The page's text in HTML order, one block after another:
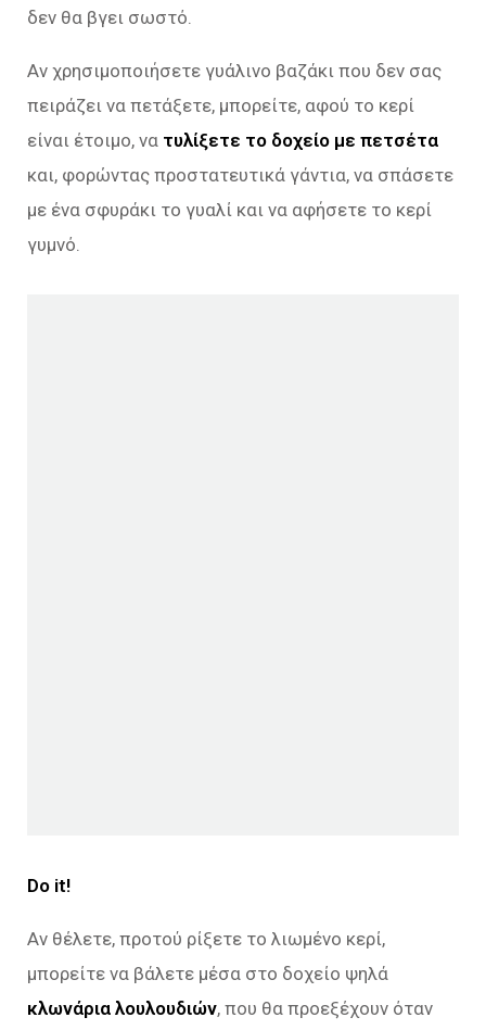
δεν θα βγει σωστό.
Αν χρησιμοποιήσετε γυάλινο βαζάκι που δεν σας
πειράζει να πετάξετε, μπορείτε, αφού το κερί
είναι έτοιμο, να τυλίξετε το δοχείο με πετσέτα
και, φορώντας προστατευτικά γάντια, να σπάσετε
με ένα σφυράκι το γυαλί και να αφήσετε το κερί
γυμνό.
Do it!
Αν θέλετε, προτού ρίξετε το λιωμένο κερί,
μπορείτε να βάλετε μέσα στο δοχείο ψηλά
κλωνάρια λουλουδιών, που θα προεξέχουν όταν